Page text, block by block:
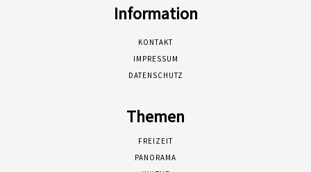
Information
KONTAKT
IMPRESSUM
DATENSCHUTZ
Themen
FREIZEIT
PANORAMA